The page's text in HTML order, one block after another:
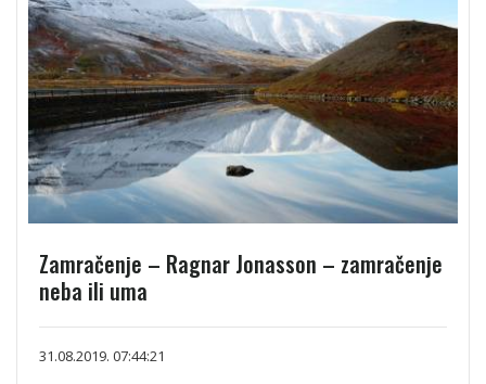
Zamračenje – Ragnar Jonasson – zamračenje
neba ili uma
31.08.2019. 07:44:21